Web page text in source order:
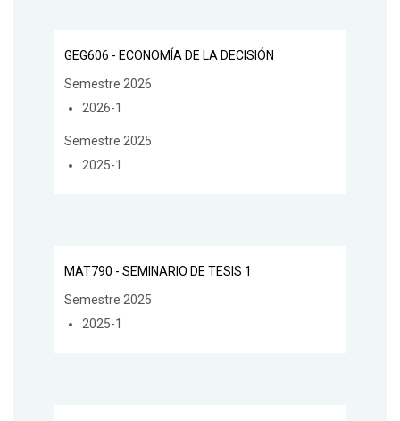
GEG606 - ECONOMÍA DE LA DECISIÓN
Semestre 2026
2026-1
Semestre 2025
2025-1
MAT790 - SEMINARIO DE TESIS 1
Semestre 2025
2025-1